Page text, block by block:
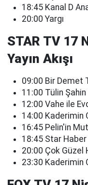
18:45 Kanal D
20:00 Yargı
STAR TV 17
Yayın Akışı
09:00 Bir Demet
11:00 Tülin
12:00 Vahe ile
14:00 Kaderimin
16:45 Pelin'in
18:45 Star Haber
20:00 Çok Güzel
23:30 Kaderimin